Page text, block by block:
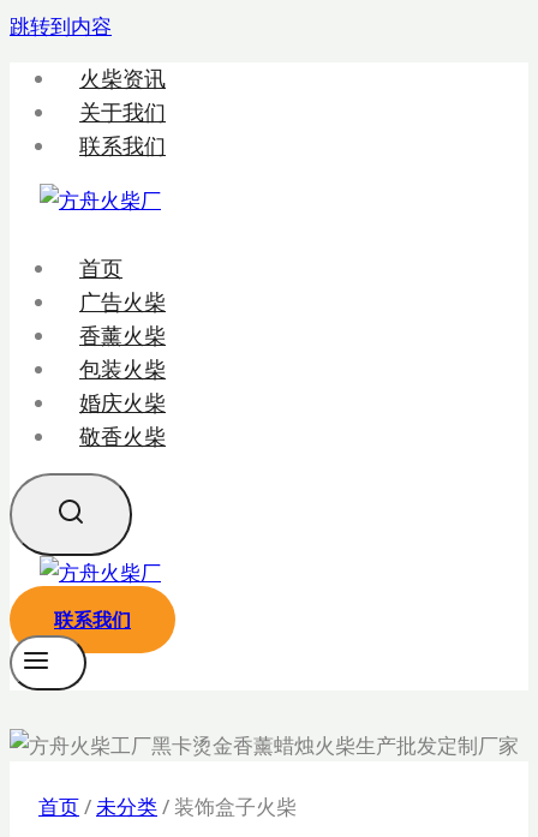
跳转到内容
火柴资讯
关于我们
联系我们
首页
广告火柴
香薰火柴
包装火柴
婚庆火柴
敬香火柴
联系我们
首页/未分类/装饰盒子火柴